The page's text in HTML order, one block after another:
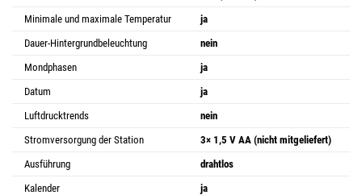
Minimale und maximale Temperatur
ja
Dauer-Hintergrundbeleuchtung
nein
Mondphasen
ja
Datum
ja
Luftdrucktrends
nein
Stromversorgung der Station
3× 1,5 V AA (nicht mitgeliefert)
Ausführung
drahtlos
Kalender
ja